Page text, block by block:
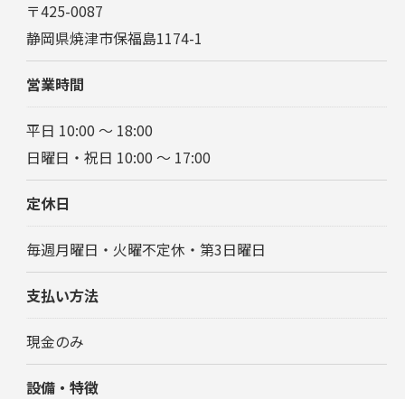
〒425-0087
静岡県焼津市保福島1174-1
営業時間
平日 10:00 ～ 18:00
日曜日・祝日 10:00 ～ 17:00
定休日
毎週月曜日・火曜不定休・第3日曜日
支払い方法
現金のみ
設備・特徴